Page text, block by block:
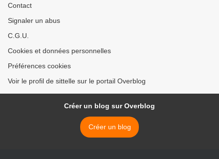
Contact
Signaler un abus
C.G.U.
Cookies et données personnelles
Préférences cookies
Voir le profil de sittelle sur le portail Overblog
Créer un blog sur Overblog
Créer un blog